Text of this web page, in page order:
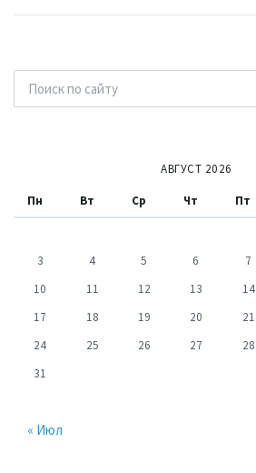
АВГУСТ 2026
Пн Вт Ср Чт Пт
3
4 5 6 7
10
11 12 13 14
17
18 19 20 21
24
25 26 27 28
31
« Июл